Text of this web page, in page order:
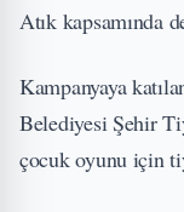
Atık kapsamında
Kampanyaya
Belediyesi Şehir
çocuk oyunu için